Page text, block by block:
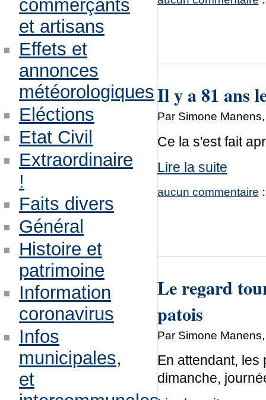
Il y a 81 ans
Par Simone
Ce la s'est fait
Lire la suite
aucun commentaire
Le regard
patois
Par Simone
En attendant, les
dimanche,
commerçants
et artisans
Effets et
annonces
météorologiques
Eléctions
Etat Civil
Extraordinaire
!
Faits divers
Général
Histoire et
patrimoine
Information
coronavirus
Infos
municipales,
et